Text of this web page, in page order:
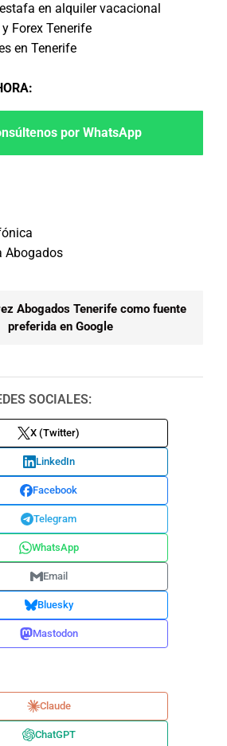
en alquiler vacacional
Forex Tenerife
en Tenerife
:
por WhatsApp
Abogados
Abogados Tenerife como fuente
preferida en Google
SOCIALES:
X (Twitter)
LinkedIn
Facebook
Telegram
WhatsApp
Email
Bluesky
Mastodon
Claude
ChatGPT